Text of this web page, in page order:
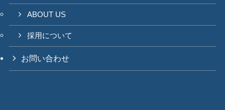
ABOUT US
採用について
お問い合わせ